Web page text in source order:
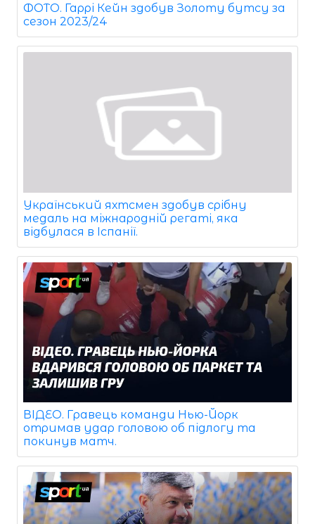
ФОТО. Гаррі Кейн здобув Золоту бутсу за
сезон 2023/24
Український яхтсмен здобув срібну
медаль на міжнародній регаті, яка
відбулася в Іспанії.
ВІДЕО. Гравець команди Нью-Йорк
отримав удар головою об підлогу та
покинув матч.